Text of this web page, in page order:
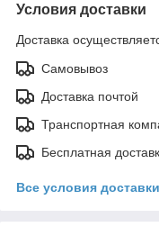
Условия доставки
Доставка
Самовывоз
Доставка почтой
Транспортная
Бесплатная
Все условия доставки